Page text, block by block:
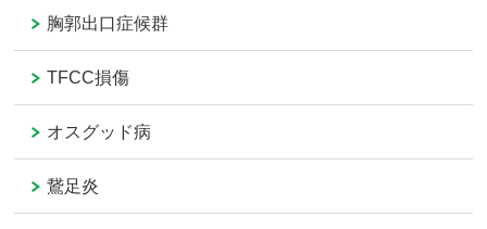
胸郭出口症候群
TFCC損傷
オスグッド病
鵞足炎